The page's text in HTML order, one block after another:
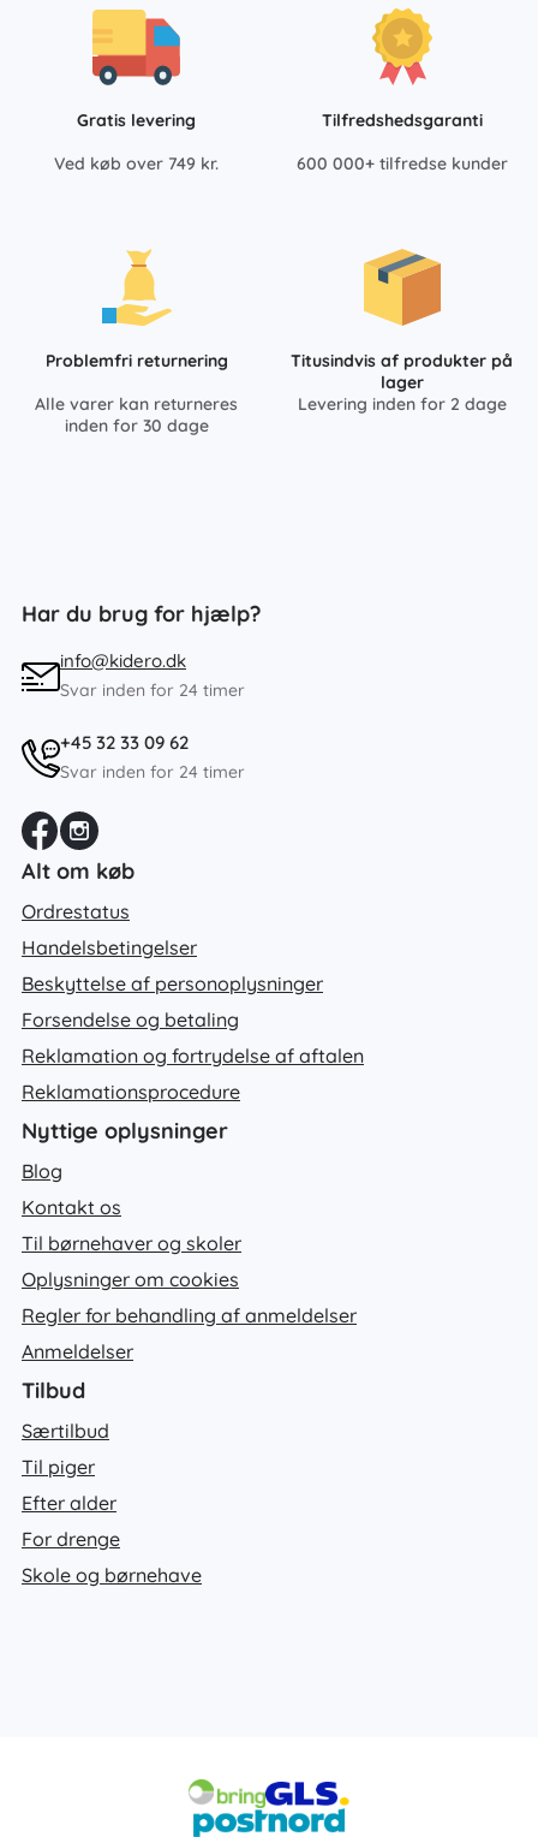
Gratis levering
Ved køb over 749 kr.
Tilfredshedsgaranti
600 000+ tilfredse kunder
Problemfri returnering
Alle varer kan returneres
inden for 30 dage
Titusindvis af produkter på
lager
Levering inden for 2 dage
Har du brug for hjælp?
info@kidero.dk
Svar inden for 24 timer
+45 32 33 09 62
Svar inden for 24 timer
Alt om køb
Ordrestatus
Handelsbetingelser
Beskyttelse af personoplysninger
Forsendelse og betaling
Reklamation og fortrydelse af aftalen
Reklamationsprocedure
Nyttige oplysninger
Blog
Kontakt os
Til børnehaver og skoler
Oplysninger om cookies
Regler for behandling af anmeldelser
Anmeldelser
Tilbud
Særtilbud
Til piger
Efter alder
For drenge
Skole og børnehave